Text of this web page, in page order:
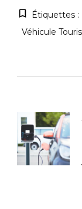
Étiquettes :
Véhicule